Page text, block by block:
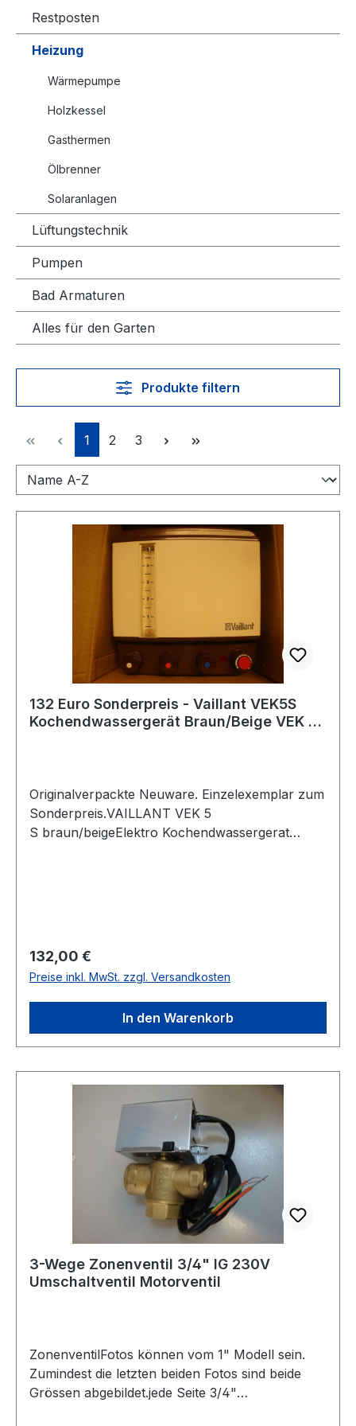
Restposten
Heizung
Wärmepumpe
Holzkessel
Gasthermen
Ölbrenner
Solaranlagen
Lüftungstechnik
Pumpen
Bad Armaturen
Alles für den Garten
Produkte filtern
Seite
1 Seite
2 Seite
3
132 Euro Sonderpreis - Vaillant VEK5S
Kochendwassergerät Braun/Beige VEK 5
Originalverpackte Neuware. Einzelexemplar zum
Sonderpreis.VAILLANT VEK 5
S braun/beigeElektro Kochendwassergerat
KaltwasserzulaufTrockengehschutz,
Absperrventil,Schwenkauslauf und
ÜberlaufrohrAnschlussmöglichkeit für
WaschmaschinenAnschlussventil Nenninhalt 5
lAnschlusswert 2,0 kW Netzspannung
1/N/PE230 V/50 Hz Kaltwasseranschluss R
Gewicht (befüllt) 8 kg Schutzart IP 23BestellNr.
005121 1 Elektro-Kochendwassergerät VEK 5 S
mit Netzkabel1 Montageschablone1 Kaltwasser-
Absperrventil1 Überlaufrohr1 Schwenkauslauf1
BefestigungsbügelDübel, Schrauben, Dichtung,
RohrmanschetteBetriebs- und
InstallationsanleitungBesonders niedrige
Bauhöhe durch integrierte ArmaturIntervall-
FortkochautomatikEinfache Montage durch 230
SchukosteckerUngedrosselter
KaltwasserzulaufTrockengehschutz,
Regulärer Preis:
132,00 €
Preise inkl. MwSt. zzgl. Versandkosten
In den Warenkorb
3-Wege Zonenventil 3/4" IG 230V
Umschaltventil Motorventil
ZonenventilFotos können vom 1" Modell sein.
Zumindest die letzten beiden Fotos sind beide
Grössen abgebildet.jede Seite 3/4"